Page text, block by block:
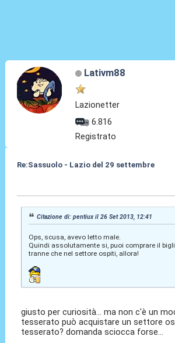
Lativm88
Lazionetter
6.816
Registrato
Re:Sassuolo - Lazio del 29 settembre
Citazione di: pentiux il 26 Set 2013, 12:41
Ops, scusa, avevo letto male.
Quindi assolutamente si, puoi comprare il
tranne che nel settore ospiti, allora!
giusto per curiosità... ma non c'è un
tesserato può acquistare un settore
tesserato? domanda sciocca forse...